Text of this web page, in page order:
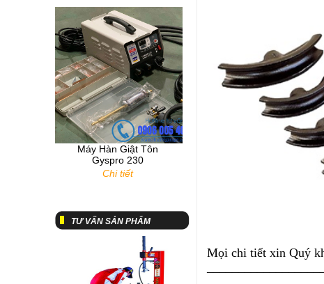
Máy Hàn Giật Tôn
Gyspro 230
Chi tiết
TƯ VẤN SẢN PHẨM
Mọi chi tiết xin Quý